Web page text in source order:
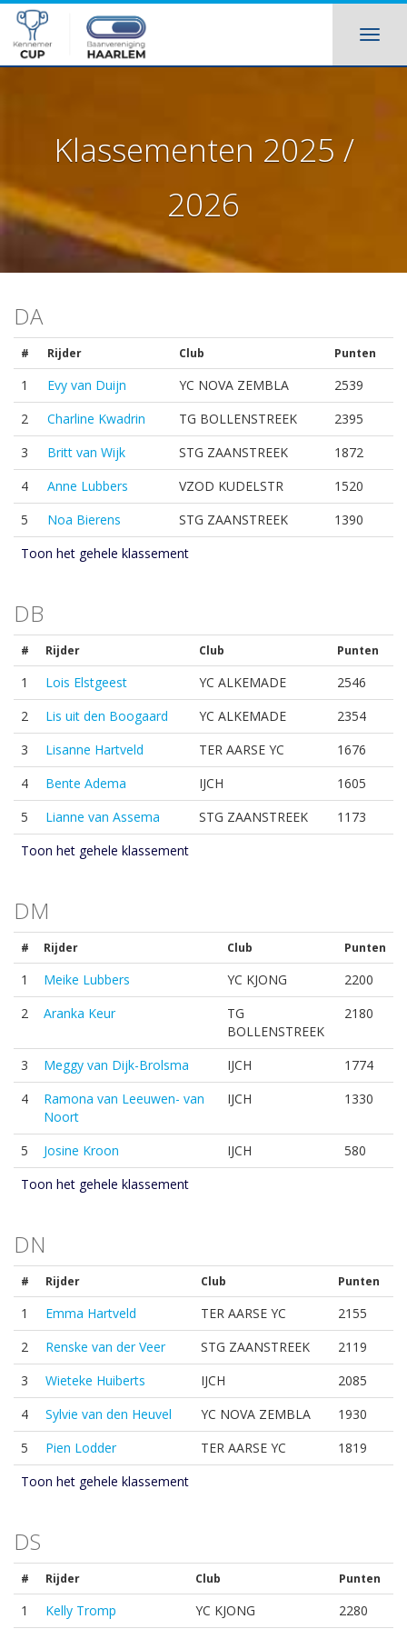
Klassementen 2025 /
2026
DA
# Rijder Club Punten
1 Evy van Duijn YC NOVA ZEMBLA
2539
2
Charline Kwadrin TG BOLLENSTREEK
2395
3
Britt van Wijk STG ZAANSTREEK
1872
4
Anne Lubbers VZOD KUDELSTR
1520
5
Noa Bierens STG ZAANSTREEK
1390
Toon het gehele klassement
DB
# Rijder Club Punten
1 Lois Elstgeest YC ALKEMADE
2546
2
Lis uit den Boogaard YC ALKEMADE
2354
3
Lisanne Hartveld TER AARSE YC
1676
4
Bente Adema IJCH
1605
5
Lianne van Assema STG ZAANSTREEK
1173
Toon het gehele klassement
DM
# Rijder Club Punten
1 Meike Lubbers YC KJONG
2200
2
Aranka Keur
TG
BOLLENSTREEK
2180
3 Meggy van Dijk-Brolsma IJCH
1774
4
Ramona van Leeuwen- van
Noort
IJCH 1330
5 Josine Kroon IJCH
580
Toon het gehele klassement
DN
# Rijder Club Punten
1 Emma Hartveld TER AARSE YC
2155
2
Renske van der Veer STG ZAANSTREEK
2119
3
Wieteke Huiberts IJCH
2085
4
Sylvie van den Heuvel YC NOVA ZEMBLA
1930
5
Pien Lodder TER AARSE YC
1819
Toon het gehele klassement
DS
# Rijder Club Punten
1 Kelly Tromp YC KJONG 2280